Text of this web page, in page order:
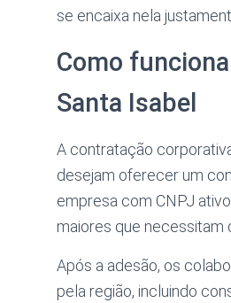
se encaixa nela
Como
Santa Isabel
A contratação
desejam oferecer um
empresa com CNPJ
maiores que necessitam
Após a adesão, os
pela região, incluindo